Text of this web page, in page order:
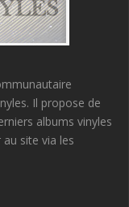
Il propose de
albums vinyles
au site via les